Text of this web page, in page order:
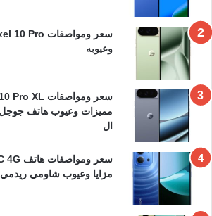
وعيوبه
ال
مزايا وعيوب شاومي ريدمي 15C